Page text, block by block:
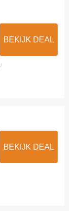
BEKIJK DEAL
BEKIJK DEAL